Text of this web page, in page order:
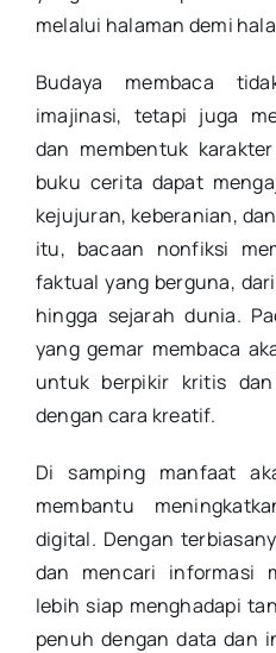
melalui halaman demi
Budaya membaca
imajinasi, tetapi juga
dan membentuk
buku cerita dapat
kejujuran, keberanian,
itu, bacaan nonfiksi
faktual yang berguna,
hingga sejarah dunia.
yang gemar membaca
untuk berpikir kritis dan
dengan cara kreatif.
Di samping manfaat
membantu
digital. Dengan
dan mencari informasi
lebih siap menghadapi
penuh dengan data dan